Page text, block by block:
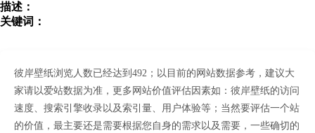
描述：
关键词：
彼岸壁纸浏览人数已经达到492；以目前的网站数据参考，建议大
家请以爱站数据为准，更多网站价值评估因素如：彼岸壁纸的访问
速度、搜索引擎收录以及索引量、用户体验等；当然要评估一个站
的价值，最主要还是需要根据您自身的需求以及需要，一些确切的